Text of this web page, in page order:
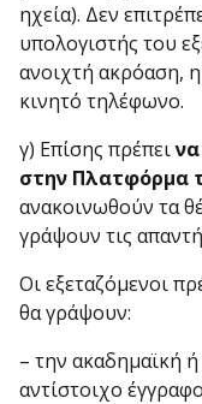
ηχεία). Δεν
υπολογιστής του
ανοιχτή ακρόαση,
κινητό τηλέφωνο.
γ) Επίσης πρέπει
στην Πλατφόρμα
ανακοινωθούν τα
γράψουν τις
Οι εξεταζόμενοι
θα γράψουν:
– την ακαδημαϊκή
αντίστοιχο